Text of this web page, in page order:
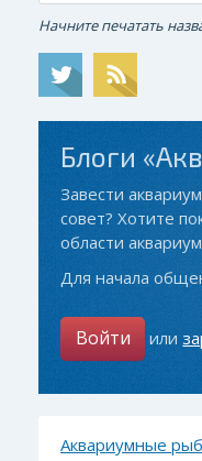
Начните печатать
Блоги
Завести
совет? Хотите
области
Для начала
Войти или
Аквариумные